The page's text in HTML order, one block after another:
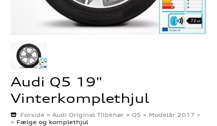
Audi Q5 19"
Vinterkomplethjul
Forside »Audi Original Tilbehør » Q5 » Modelår 2017 >
» Fælge og komplethjul